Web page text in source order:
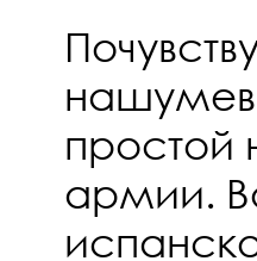
простой
армии.